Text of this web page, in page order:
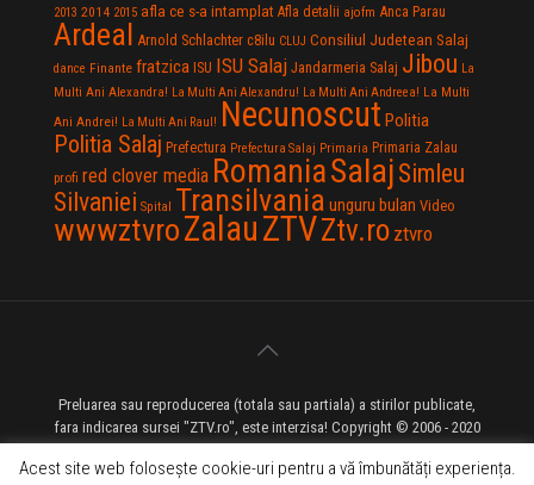
2013 2014 2015 afla ce s-a intamplat Afla detalii ajofm Anca Parau
Ardeal Arnold Schlachter c8ilu CLUJ Consiliul Judetean Salaj
dance Finante fratzica ISU ISU Salaj Jandarmeria Salaj Jibou La
Multi Ani Alexandra! La Multi Ani Alexandru! La Multi Ani Andreea! La Multi
Ani Andrei! La Multi Ani Raul! Necunoscut Politia
Politia Salaj Prefectura Prefectura Salaj Primaria Primaria Zalau
profi red clover media RomaniaSalaj Simleu
Silvaniei Spital Transilvania unguru bulan Video
wwwztvroZalauZTVZtv.ro ztvro
Preluarea sau reproducerea (totala sau partiala) a stirilor publicate,
fara indicarea sursei "ZTV.ro", este interzisa! Copyright © 2006 - 2020
ZTV.ro - Televiziune pe Internet - Zalau TV
Acest site web folosește cookie-uri pentru a vă îmbunătăți experiența.